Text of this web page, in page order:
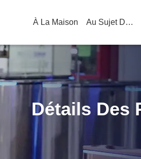
À La Maison Au Sujet De Nous
Détails Des